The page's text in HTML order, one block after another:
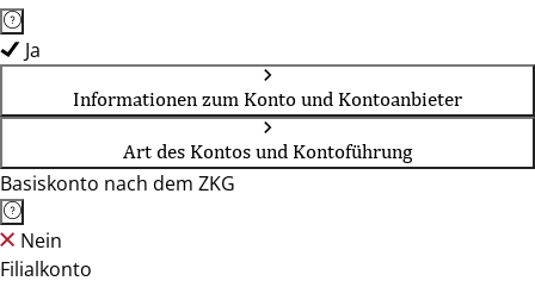
Ja
Informationen zum Konto und Kontoanbieter
Art des Kontos und Kontoführung
Basiskonto nach dem ZKG
Nein
Filialkonto